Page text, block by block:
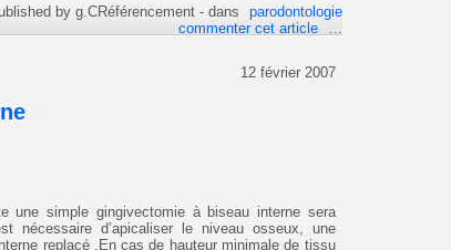
by g.CRéférencement -dans
parodontologie
commenter cet article
…
12 février 2007
simple gingivectomie à biseau interne sera
d’apicaliser le niveau osseux, une
replacé .En cas de hauteur minimale de tissu